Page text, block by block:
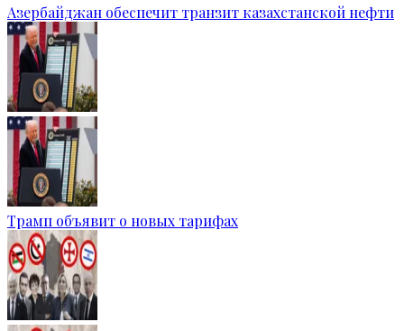
Азербайджан обеспечит транзит казахстанской нефти
Трамп объявит о новых тарифах